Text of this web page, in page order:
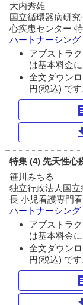
大内秀雄
国立循環器病研
心疾患センター
ハートナーシング
アブストラ
は基本料金に
全文ダウン
円(税込) です
特集 (4) 先天性心
笹川みちる
独立行政法人国
長 小児看護専門
ハートナーシング
アブストラ
は基本料金に
全文ダウン
円(税込) です